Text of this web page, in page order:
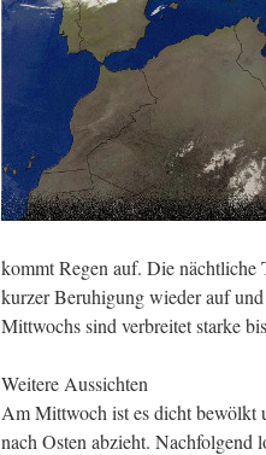
kommt Regen auf. Die nächtliche
kurzer Beruhigung wieder auf
Mittwochs sind verbreitet starke
Weitere Aussichten
Am Mittwoch ist es dicht bewölkt
nach Osten abzieht.